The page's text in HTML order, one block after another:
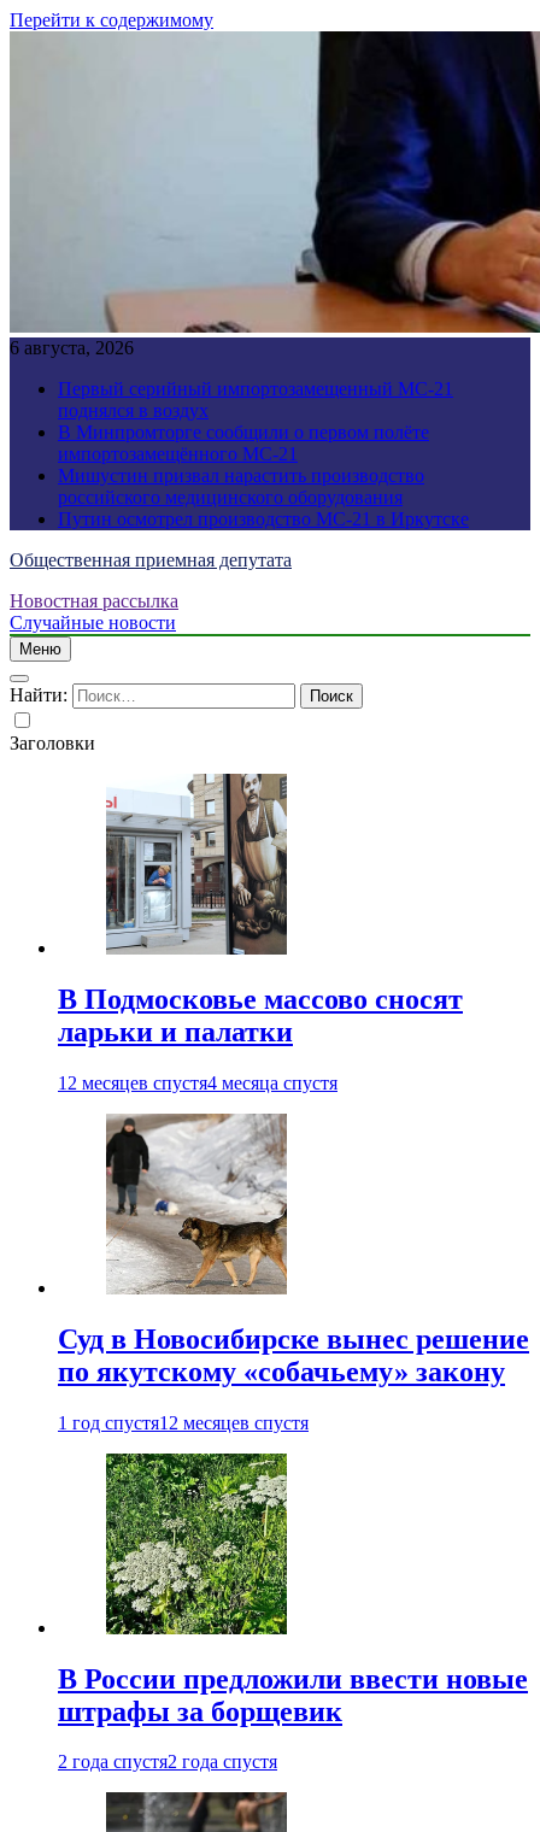
Перейти к содержимому
6 августа, 2026
Первый серийный импортозамещенный МС-21
поднялся в воздух
В Минпромторге сообщили о первом полёте
импортозамещённого МС-21
Мишустин призвал нарастить производство
российского медицинского оборудования
Путин осмотрел производство МС-21 в Иркутске
Общественная приемная депутата
Новостная рассылка
Случайные новости
Меню
Найти:
Заголовки
В Подмосковье массово сносят
ларьки и палатки
12 месяцев спустя4 месяца спустя
Суд в Новосибирске вынес решение
по якутскому «собачьему» закону
1 год спустя12 месяцев спустя
В России предложили ввести новые
штрафы за борщевик
2 года спустя2 года спустя